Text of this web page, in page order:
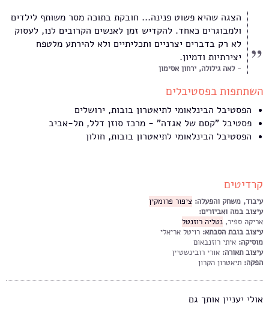
הצגה שהיא פשוט פנינה... חובקת בתוכה מסר משותף לילדים
ולמבוגרים כאחד. להקדיש זמן לאנשים הקרובים לנו, לעסוק
לא רק בדברים יצרניים ותכליתיים ולא להירתע מלטפח
יצירתיות ודמיון.
לאה גילולה, ירחון אסימון
השתתפות בפסטיבלים
הפסטיבל הבינלאומי לתיאטרון בובות, ירושלים
פסטיבל "קסם של אגדה" - מרכז סוזן דלל, תל-אביב
הפסטיבל הבינלאומי לתיאטרון בובות, חולון
קרדיטים
עיבוד, משחק והפעלה: ציפור פרומקין
עיצוב במה ואביזרים:
אריקה ספיר, נטליה רוזנטל
עיצוב בובת הסבתא: רויטל אריאלי
מוסיקה: איתי רוזנבאום
עיצוב תאורה: אורי רובינשטיין
הפקה: תיאטרון הקרון
אולי יעניין אותך גם